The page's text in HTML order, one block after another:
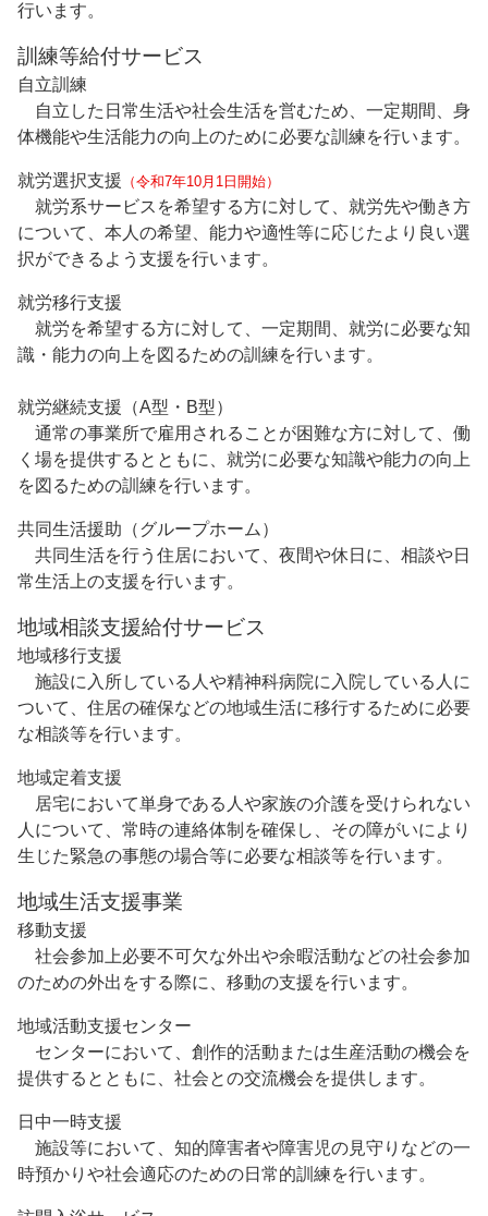
行います。
訓練等給付サービス
自立訓練
自立した日常生活や社会生活を営むため、一定期間、身
体機能や生活能力の向上のために必要な訓練を行います。
就労選択支援 （令和7年10月1日開始）
就労系サービスを希望する方に対して、就労先や働き方
について、本人の希望、能力や適性等に応じたより良い選
択ができるよう支援を行います。
就労移行支援
就労を希望する方に対して、一定期間、就労に必要な知
識・能力の向上を図るための訓練を行います。
就労継続支援（A型・B型）
通常の事業所で雇用されることが困難な方に対して、働
く場を提供するとともに、就労に必要な知識や能力の向上
を図るための訓練を行います。
共同生活援助（グループホーム）
共同生活を行う住居において、夜間や休日に、相談や日
常生活上の支援を行います。
地域相談支援給付サービス
地域移行支援
施設に入所している人や精神科病院に入院している人に
ついて、住居の確保などの地域生活に移行するために必要
な相談等を行います。
地域定着支援
居宅において単身である人や家族の介護を受けられない
人について、常時の連絡体制を確保し、その障がいにより
生じた緊急の事態の場合等に必要な相談等を行います。
地域生活支援事業
移動支援
社会参加上必要不可欠な外出や余暇活動などの社会参加
のための外出をする際に、移動の支援を行います。
地域活動支援センター
センターにおいて、創作的活動または生産活動の機会を
提供するとともに、社会との交流機会を提供します。
日中一時支援
施設等において、知的障害者や障害児の見守りなどの一
時預かりや社会適応のための日常的訓練を行います。